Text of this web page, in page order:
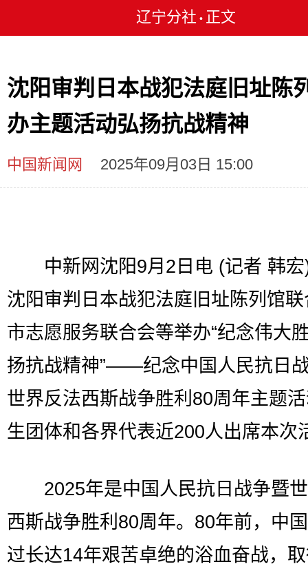
辽宁分社 • 正文
沈阳审判日本战犯法庭旧址陈
办主题活动弘扬抗战精神
中国新闻网 2025年09月03日 15:00
中新网沈阳9月2日电 (记者 韩宏
沈阳审判日本战犯法庭旧址陈列馆
市志愿服务联合会等举办“纪念伟大
扬抗战精神”——纪念中国人民抗日
世界反法西斯战争胜利80周年主题
生团体和各界代表近200人出席本次
2025年是中国人民抗日战争暨
西斯战争胜利80周年。80年前，中
过长达14年艰苦卓绝的浴血奋战，